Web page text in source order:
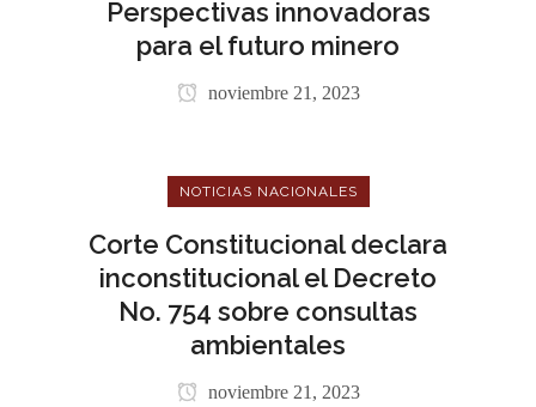
Perspectivas innovadoras
para el futuro minero
noviembre 21, 2023
NOTICIAS NACIONALES
Corte Constitucional declara
inconstitucional el Decreto
No. 754 sobre consultas
ambientales
noviembre 21, 2023